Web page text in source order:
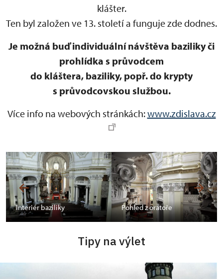
klášter.
Ten byl založen ve 13. století a funguje zde dodnes.
Je možná buď individuální návštěva baziliky či
prohlídka s průvodcem
do kláštera, baziliky, popř. do krypty
s průvodcovskou službou.
Více info na webových stránkách:www.zdislava.cz
Interiér baziliky Pohled z oratoře
Tipy na výlet